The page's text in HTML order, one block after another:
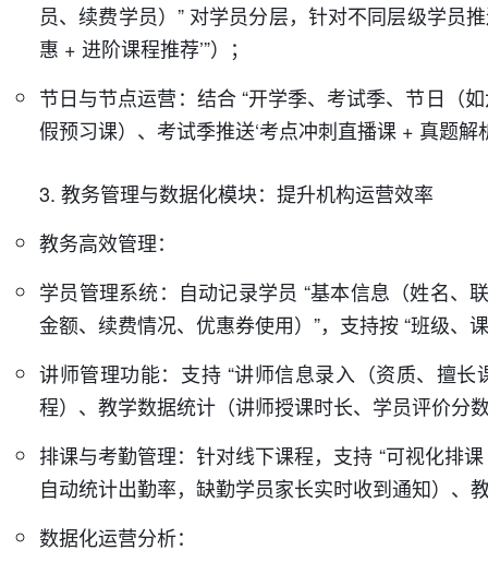
员、续费学员）” 对学员分层，针对不同层级学员
惠 + 进阶课程推荐’”）；
节日与节点运营：结合 “开学季、考试季、节日（
假预习课）、考试季推送‘考点冲刺直播课 + 真题
3. 教务管理与数据化模块：提升机构运营效率
教务高效管理：
学员管理系统：自动记录学员 “基本信息（姓名
金额、续费情况、优惠券使用）”，支持按 “班级
讲师管理功能：支持 “讲师信息录入（资质、擅
程）、教学数据统计（讲师授课时长、学员评价分
排课与考勤管理：针对线下课程，支持 “可视化排
自动统计出勤率，缺勤学员家长实时收到通知）、
数据化运营分析：